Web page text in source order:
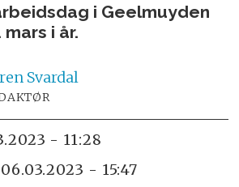
i Geelmuyden
mars i år.
Svardal
- 11:28
06.03.2023 - 15:47